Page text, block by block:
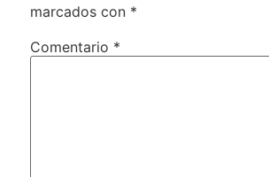
marcados con *
Comentario *